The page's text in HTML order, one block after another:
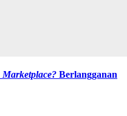
Marketplace? Berlangganan